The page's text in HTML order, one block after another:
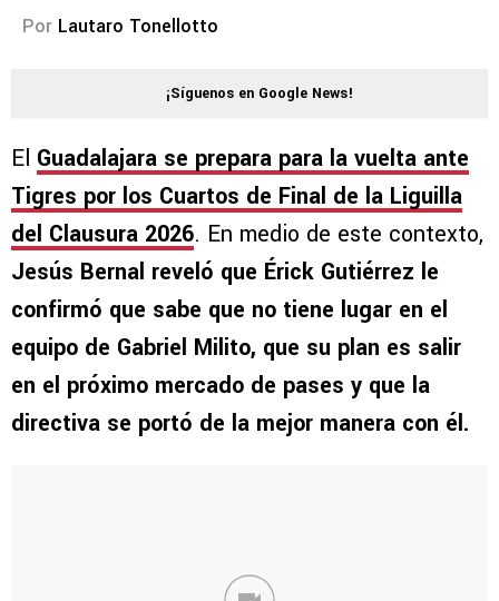
Por Lautaro Tonellotto
¡Síguenos en Google News!
El Guadalajara se prepara para la vuelta ante
Tigres por los Cuartos de Final de la Liguilla
del Clausura 2026. En medio de este contexto,
Jesús Bernal reveló que Érick Gutiérrez le
confirmó que sabe que no tiene lugar en el
equipo de Gabriel Milito, que su plan es salir
en el próximo mercado de pases y que la
directiva se portó de la mejor manera con él.